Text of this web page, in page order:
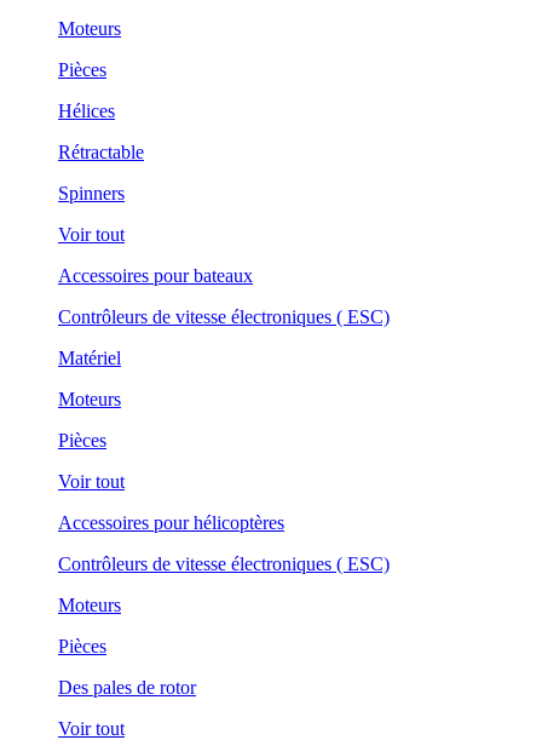
Moteurs
Pièces
Hélices
Rétractable
Spinners
Voir tout
Accessoires pour bateaux
Contrôleurs de vitesse électroniques ( ESC)
Matériel
Moteurs
Pièces
Voir tout
Accessoires pour hélicoptères
Contrôleurs de vitesse électroniques ( ESC)
Moteurs
Pièces
Des pales de rotor
Voir tout